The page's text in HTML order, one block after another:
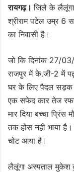
रायगढ़।जिले के लैलूंगा
श्रीराम पटेल उम्र 6
का निवासी है।
जो कि दिनांक 27/
राजपुर में के.जी-2 में
घर के लिए पैदल सड़क
एक सफेद कार तेज
मार दिया बच्चा प्रिंस
तक होस नही भाया
चोट आया है।
लैलूंगा अस्पताल मुकेश